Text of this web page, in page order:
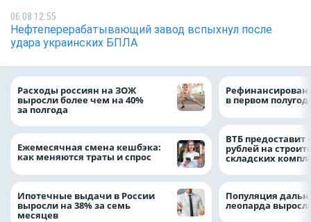
06.08 12:55
Нефтеперерабатывающий завод вспыхнул после
удара украинских БПЛА
Расходы россиян на ЗОЖ
выросли более чем на 40%
за полгода
Ежемесячная смена кешбэка:
как меняются траты и спрос
Ипотечные выдачи в России
выросли на 38% за семь
месяцев
в первом
ВТБ предоставит
рублей на
складских
Популяция
леопарда